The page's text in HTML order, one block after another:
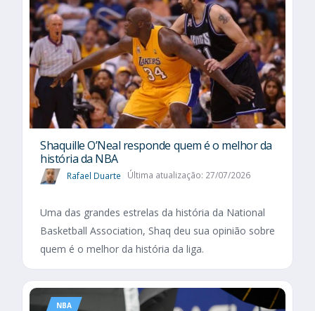
Shaquille O’Neal responde quem é o melhor da
história da NBA
Rafael Duarte Última atualização: 27/07/2026
Uma das grandes estrelas da história da National
Basketball Association, Shaq deu sua opinião sobre
quem é o melhor da história da liga.
NBA